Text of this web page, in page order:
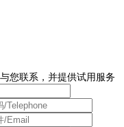
您联系，并提供试用服务